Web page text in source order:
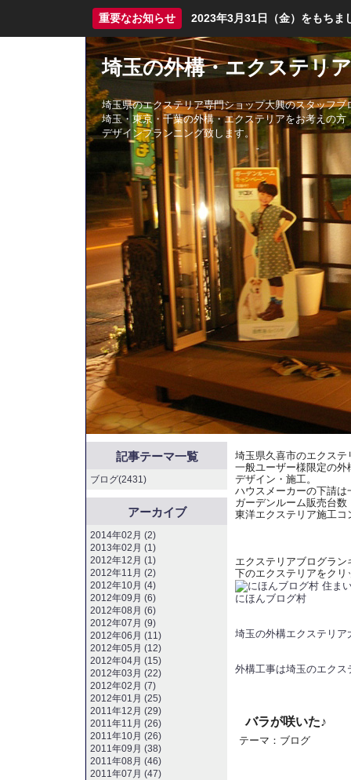
重要なお知らせ 2023年3月31日（金）をもちま
埼玉の外構・エクステリ
埼玉県のエクステリア専門ショップ大興のスタッフブ
埼玉・東京・千葉の外構・エクステリアをお考えの方
デザインプランニング致します。
埼玉県久喜市のエクス
一般ユーザー様限定の外
デザイン・施工。
ハウスメーカーの下請
ガーデンルーム販売
東洋エクステリア施工
エクステリアブログラ
下のエクステリアをク
にほんブログ村
埼玉の外構エクステリア
外構工事は埼玉のエクス
バラが咲いた♪
テーマ： ブログ
記事テーマ一覧
ブログ(2431)
アーカイブ
2014年02月 (2)
2013年02月 (1)
2012年12月 (1)
2012年11月 (2)
2012年10月 (4)
2012年09月 (6)
2012年08月 (6)
2012年07月 (9)
2012年06月 (11)
2012年05月 (12)
2012年04月 (15)
2012年03月 (22)
2012年02月 (7)
2012年01月 (25)
2011年12月 (29)
2011年11月 (26)
2011年10月 (26)
2011年09月 (38)
2011年08月 (46)
2011年07月 (47)